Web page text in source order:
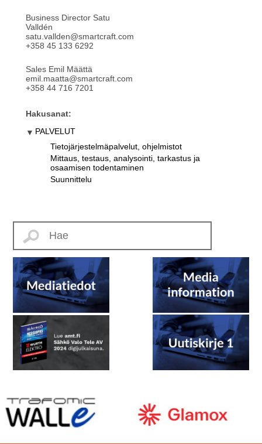
Business Director Satu
Valldén
satu.vallden@smartcraft.com
+358 45 133 6292
Sales Emil Määttä
emil.maatta@smartcraft.com
+358 44 716 7201
Hakusanat:
PALVELUT
Tietojärjestelmäpalvelut, ohjelmistot
Mittaus, testaus, analysointi, tarkastus ja
osaamisen todentaminen
Suunnittelu